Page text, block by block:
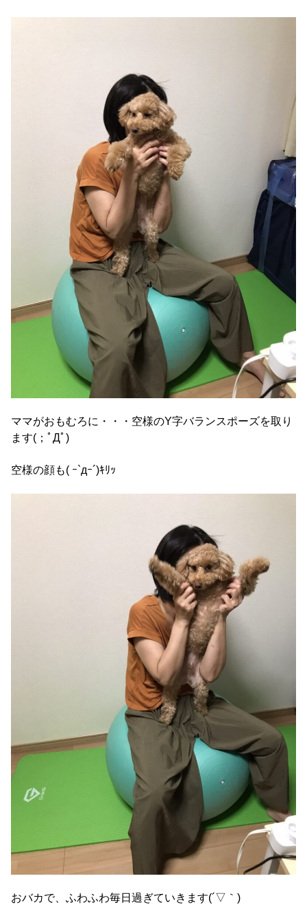
ママがおもむろに・・・空様のY字バランスポーズを取り
ます(；ﾟДﾟ)
空様の顔も( ｰ`дｰ´)ｷﾘｯ
おバカで、ふわふわ毎日過ぎていきます(´▽｀)